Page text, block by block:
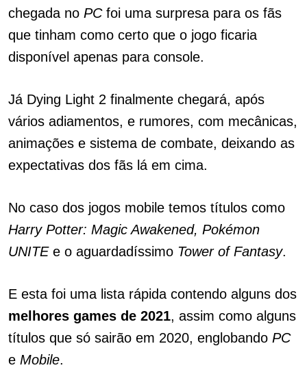
chegada no PC foi uma surpresa para os fãs
que tinham como certo que o jogo ficaria
disponível apenas para console.
Já Dying Light 2 finalmente chegará, após
vários adiamentos, e rumores, com mecânicas,
animações e sistema de combate, deixando as
expectativas dos fãs lá em cima.
No caso dos jogos mobile temos títulos como
Harry Potter: Magic Awakened, Pokémon
UNITE e o aguardadíssimo Tower of Fantasy.
E esta foi uma lista rápida contendo alguns dos
melhores games de 2021, assim como alguns
títulos que só sairão em 2020, englobando PC
e Mobile.